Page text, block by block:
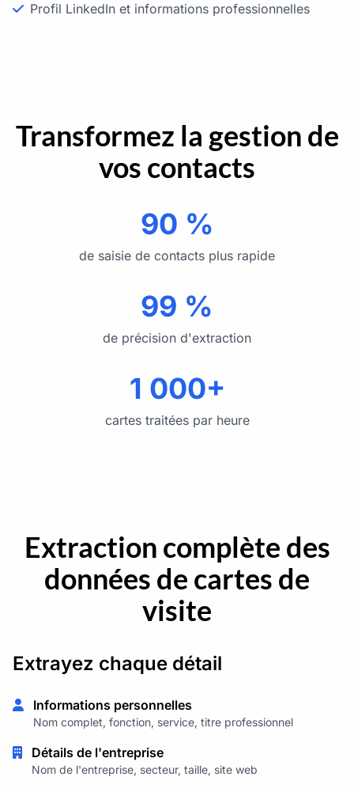
Profil LinkedIn et informations professionnelles
Transformez la gestion de
vos contacts
90 %
de saisie de contacts plus rapide
99 %
de précision d'extraction
1 000+
cartes traitées par heure
Extraction complète des
données de cartes de
visite
Extrayez chaque détail
Informations personnelles
Nom complet, fonction, service, titre professionnel
Détails de l'entreprise
Nom de l'entreprise, secteur, taille, site web